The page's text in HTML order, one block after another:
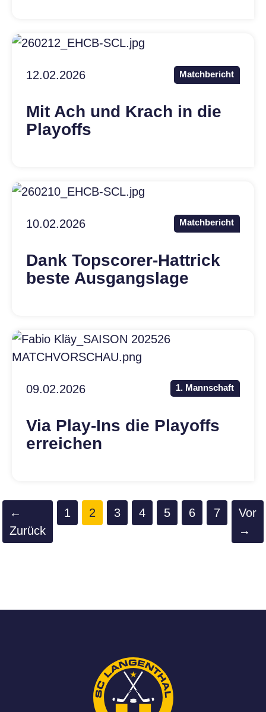
12.02.2026 Matchbericht
Mit Ach und Krach in die
Playoffs
10.02.2026 Matchbericht
Dank Topscorer-Hattrick
beste Ausgangslage
09.02.2026 1. Mannschaft
Via Play-Ins die Playoffs
erreichen
←
Zurück
1 2 (aktuell)
3 4 5 6 7
Vor
→